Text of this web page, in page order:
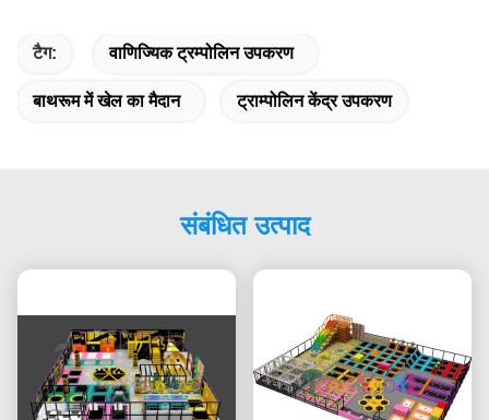
टैग: वाणिज्यिक ट्रम्पोलिन उपकरण
बाथरूम में खेल का मैदान ट्राम्पोलिन केंद्र उपकरण
संबंधित उत्पाद